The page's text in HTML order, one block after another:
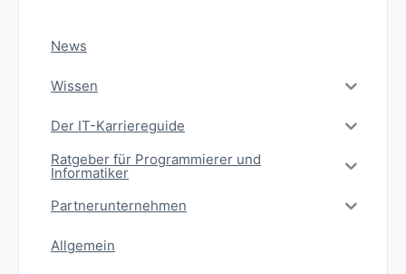
News
Wissen
Der IT-Karriereguide
Ratgeber für Programmierer und
Informatiker
Partnerunternehmen
Allgemein